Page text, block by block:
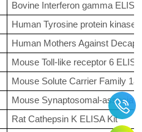
Bovine Interferon gamma
Human Tyrosine protein kinase
Human Mothers Against
Mouse Toll-like receptor 6
Mouse Solute Carrier Family
Mouse Synaptosomal-
Rat Cathepsin K ELISA Kit